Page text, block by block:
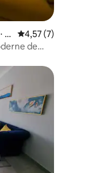
: 5 sur 5
G
Évaluation
4,57 (7)
de